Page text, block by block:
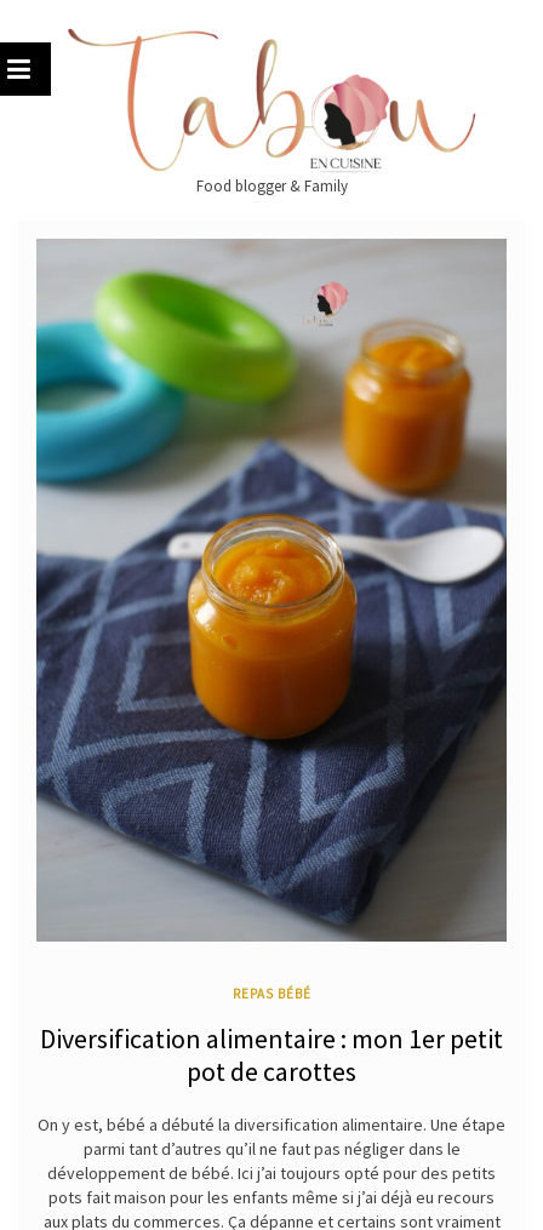
to
content
Food blogger & Family
REPAS BÉBÉ
Diversification alimentaire : mon 1er petit
pot de carottes
On y est, bébé a débuté la diversification alimentaire. Une étape
parmi tant d’autres qu’il ne faut pas négliger dans le
développement de bébé. Ici j’ai toujours opté pour des petits
pots fait maison pour les enfants même si j’ai déjà eu recours
aux plats du commerces. Ça dépanne et certains sont vraiment